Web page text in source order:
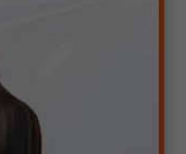
विभिन्न विकास कार्यों का
विष्णुदेव साय ने
नेल्लानार ग्रामों में बढ़ी